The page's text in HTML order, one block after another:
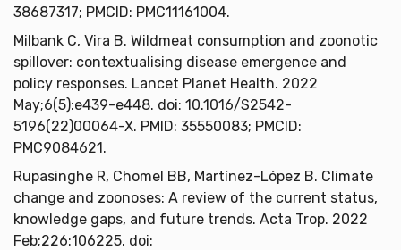
38687317; PMCID: PMC11161004.
Milbank C, Vira B. Wildmeat consumption and zoonotic
spillover: contextualising disease emergence and
policy responses. Lancet Planet Health. 2022
May;6(5):e439-e448. doi: 10.1016/S2542-
5196(22)00064-X. PMID: 35550083; PMCID:
PMC9084621.
Rupasinghe R, Chomel BB, Martínez-López B. Climate
change and zoonoses: A review of the current status,
knowledge gaps, and future trends. Acta Trop. 2022
Feb;226:106225. doi: